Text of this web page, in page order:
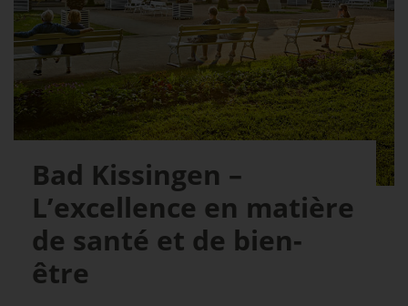
Bad Kissingen –
L’excellence en matière
de santé et de bien-
être